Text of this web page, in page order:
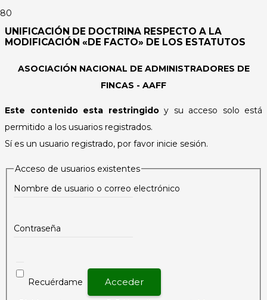
UNIFICACIÓN DE DOCTRINA RESPECTO A LA
MODIFICACIÓN «DE FACTO» DE LOS ESTATUTOS
ASOCIACIÓN NACIONAL DE ADMINISTRADORES DE
FINCAS - AAFF
Este contenido esta restringidoy su acceso solo está
permitido a los usuarios registrados.
Sí es un usuario registrado, por favor inicie sesión.
Acceso de usuarios existentes
Nombre de usuario o correo electrónico
Contraseña
Recuérdame